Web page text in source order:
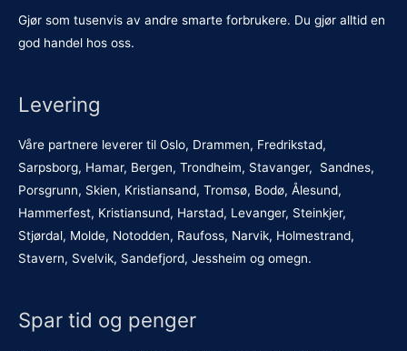
Gjør som tusenvis av andre smarte forbrukere. Du gjør alltid en
god handel hos oss.
Levering
Våre partnere leverer til Oslo, Drammen, Fredrikstad,
Sarpsborg, Hamar, Bergen, Trondheim, Stavanger, Sandnes,
Porsgrunn, Skien, Kristiansand, Tromsø, Bodø, Ålesund,
Hammerfest, Kristiansund, Harstad, Levanger, Steinkjer,
Stjørdal, Molde, Notodden, Raufoss, Narvik, Holmestrand,
Stavern, Svelvik, Sandefjord, Jessheim og omegn.
Spar tid og penger